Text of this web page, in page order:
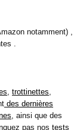
notamment) ,
.
trottinettes
des dernières
, ainsi que des
pas nos tests